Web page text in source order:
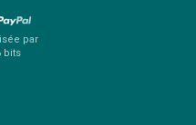
par
bits